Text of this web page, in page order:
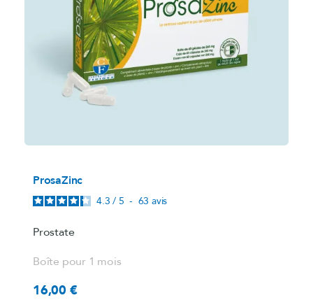
ProsaZinc
4.3 / 5 - 63avis
Prostate
Boîte pour 1 mois
Prix
16,00 €